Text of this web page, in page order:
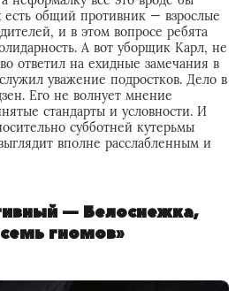
есть общий противник — взрослые
и в этом вопросе ребята
А вот уборщик Карл, не
ответил на ехидные замечания в
уважение подростков. Дело в
Его не волнует мнение
стандарты и условности. И
субботней кутерьмы
вполне расслабленным и
— Белоснежка,
гномов»